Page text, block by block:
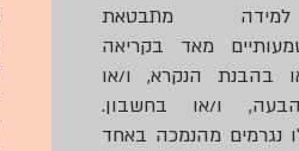
מתבטאת
מאד בקריאה
בהבנת הנקרא, ו/או
ו/או בחשבון.
נגרמים מהנמכה באחד